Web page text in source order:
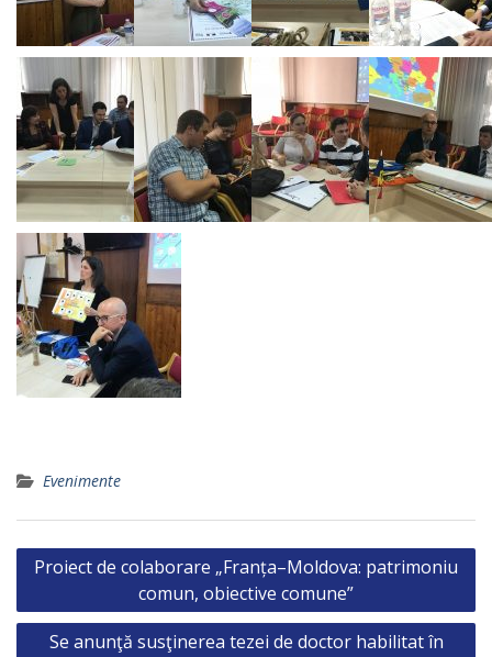
Evenimente
Post
Proiect de colaborare „Franța–Moldova: patrimoniu
comun, obiective comune”
Se anunţă susţinerea tezei de doctor habilitat în